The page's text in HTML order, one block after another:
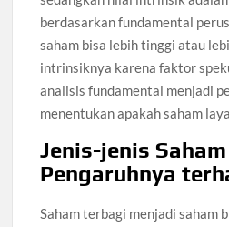
berdasarkan fundamental
saham bisa lebih tinggi atau
intrinsiknya karena faktor
analisis fundamental menjadi
menentukan apakah saham
Jenis-jenis
Pengaruhnya
Saham terbagi menjadi saham